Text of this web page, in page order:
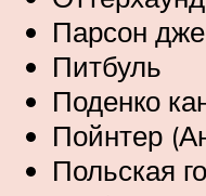
Парсон
Питбуль
Поденко
Пойнтер
Польская